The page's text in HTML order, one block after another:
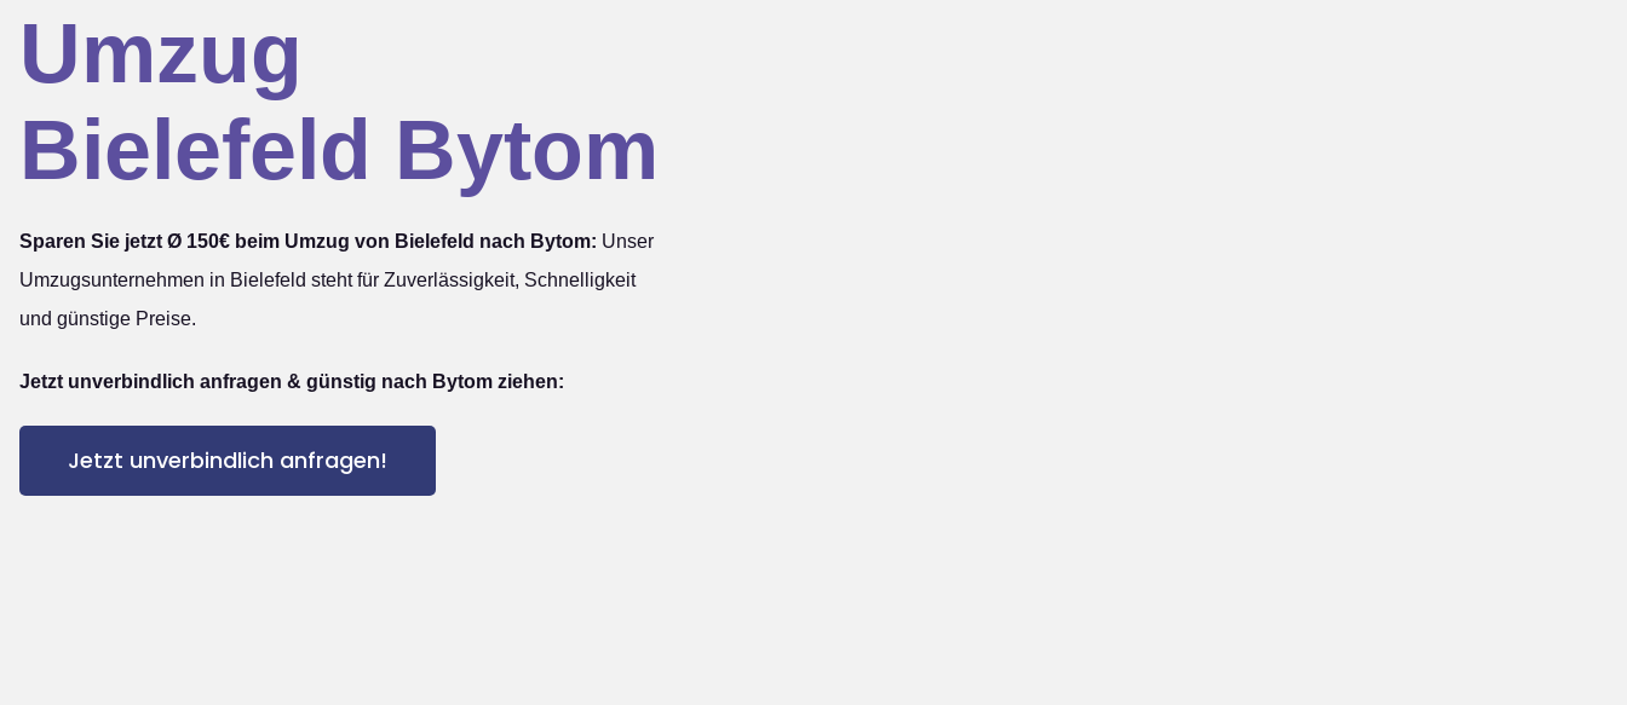
Umzug
Bielefeld Bytom
Sparen Sie jetzt Ø 150€ beim Umzug von Bielefeld nach Bytom: Unser
Umzugsunternehmen in Bielefeld steht für Zuverlässigkeit, Schnelligkeit
und günstige Preise.
Jetzt unverbindlich anfragen & günstig nach Bytom ziehen:
Jetzt unverbindlich anfragen!